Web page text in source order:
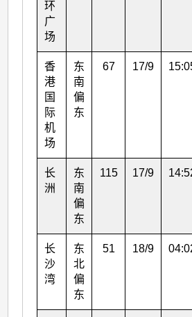
环
广
场
香
港
国
际
机
场
东
南
偏
东
67 17/9
长
洲
东
南
偏
东
115 17/9
长
沙
湾
东
北
偏
东
51 18/9